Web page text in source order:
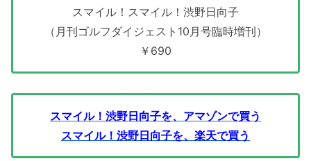
スマイル！スマイル！渋野日向子
（月刊ゴルフダイジェスト10月号臨時増刊）
￥690
スマイル！渋野日向子を、アマゾンで買う
スマイル！渋野日向子を、楽天で買う